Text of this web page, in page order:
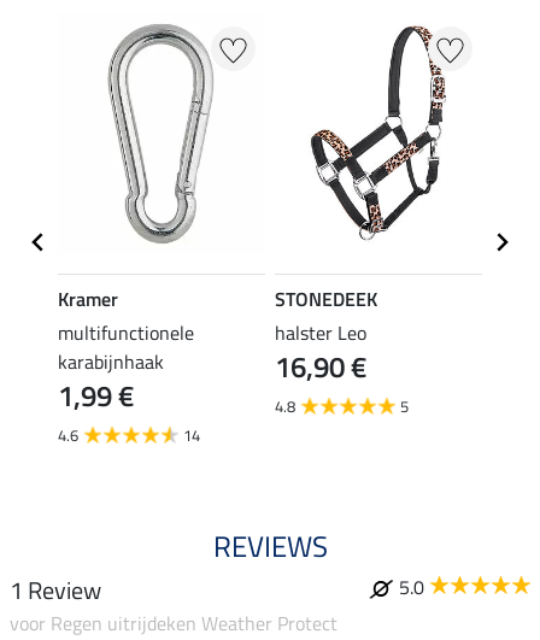
Kramer
multifunctionele
karabijnhaak
1,99 €
4.6 14
STONEDEEK
halster Leo
16,90 €
4.8 5
REVIEWS
1 Review
5.0
voor Regen uitrijdeken Weather Protect